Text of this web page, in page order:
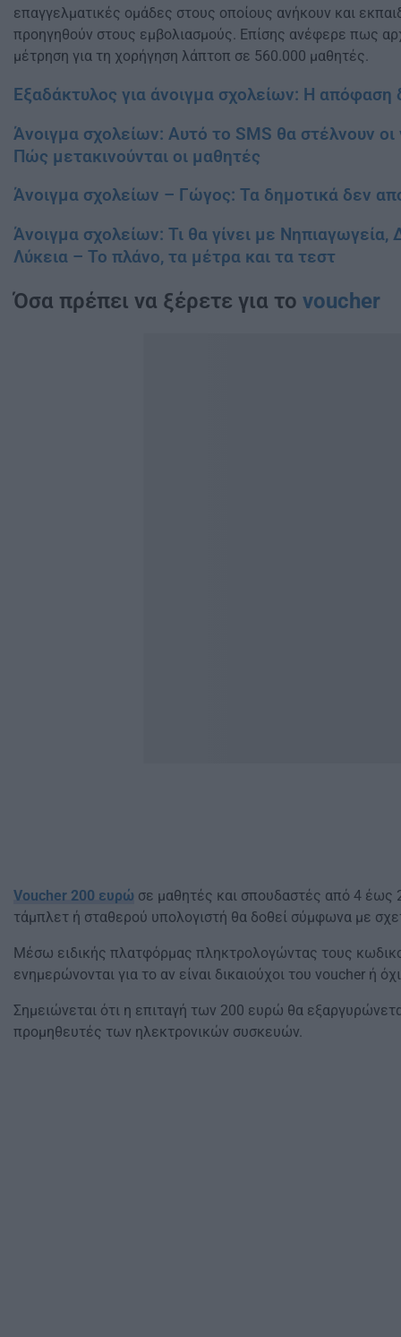
επαγγελματικές ομάδες στους οποίους ανήκουν και
προηγηθούν στους εμβολιασμούς. Επίσης ανέφερε πως
μέτρηση για τη χορήγηση λάπτοπ σε 560.000 μαθητές.
Εξαδάκτυλος για άνοιγμα σχολείων: Η
Άνοιγμα σχολείων: Αυτό το SMS θα στέλνουν
Πώς μετακινούνται οι μαθητές
Άνοιγμα σχολείων – Γώγος: Τα δημοτικά δεν
Άνοιγμα σχολείων: Τι θα γίνει με Νηπιαγωγεία,
Λύκεια – Το πλάνο, τα μέτρα και τα τεστ
Όσα πρέπει να ξέρετε για το voucher
Voucher 200 ευρώ σε μαθητές και σπουδαστές από 4 έως
τάμπλετ ή σταθερού υπολογιστή θα δοθεί σύμφωνα με
Μέσω ειδικής πλατφόρμας πληκτρολογώντας τους
ενημερώνονται για το αν είναι δικαιούχοι του voucher ή
Σημειώνεται ότι η επιταγή των 200 ευρώ θα
προμηθευτές των ηλεκτρονικών συσκευών.